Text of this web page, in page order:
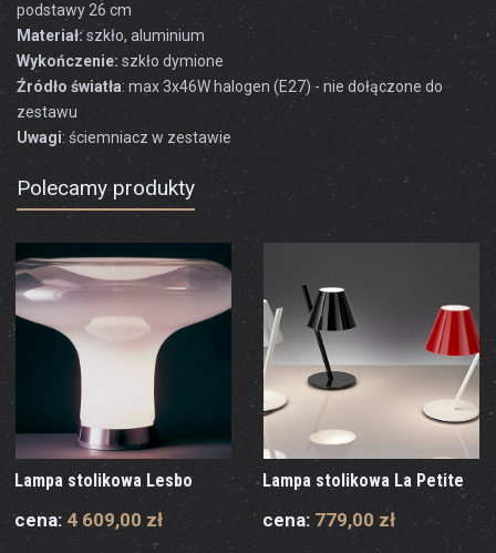
podstawy 26 cm
Materiał:szkło, aluminium
Wykończenie: szkło dymione
Źródło światła: max 3x46W halogen (E27) - nie dołączone do
zestawu
Uwagi: ściemniacz w zestawie
Polecamy produkty
Lampa stolikowa Lesbo
cena: 4 609,00 zł
Lampa stolikowa La Petite
cena: 779,00 zł